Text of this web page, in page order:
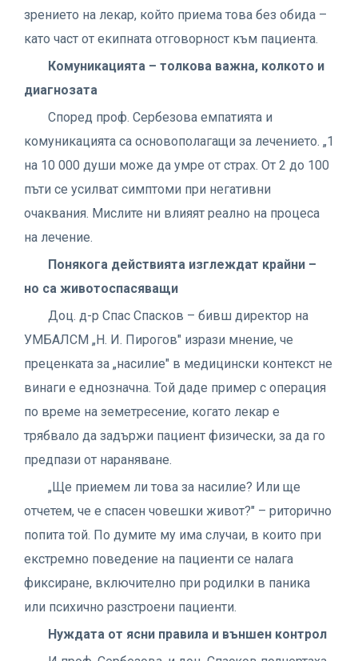
зрението на лекар, който приема това без обида –
като част от екипната отговорност към пациента.
Комуникацията – толкова важна, колкото и
диагнозата
Според проф. Сербезова емпатията и
комуникацията са основополагащи за лечението. „1
на 10 000 души може да умре от страх. От 2 до 100
пъти се усилват симптоми при негативни
очаквания. Мислите ни влияят реално на процеса
на лечение.
Понякога действията изглеждат крайни –
но са животоспасяващи
Доц. д-р Спас Спасков – бивш директор на
УМБАЛСМ „Н. И. Пирогов" изрази мнение, че
преценката за „насилие" в медицински контекст не
винаги е еднозначна. Той даде пример с операция
по време на земетресение, когато лекар е
трябвало да задържи пациент физически, за да го
предпази от нараняване.
„Ще приемем ли това за насилие? Или ще
отчетем, че е спасен човешки живот?" – риторично
попита той. По думите му има случаи, в които при
екстремно поведение на пациенти се налага
фиксиране, включително при родилки в паника
или психично разстроени пациенти.
Нуждата от ясни правила и външен контрол